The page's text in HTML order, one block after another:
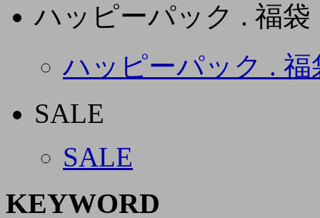
ハッピーパック . 福袋
ハッピーパック . 福
SALE
SALE
KEYWORD